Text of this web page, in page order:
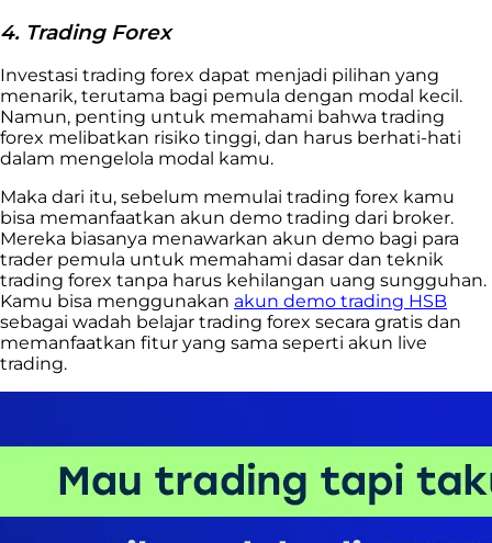
4. Trading Forex
Investasi trading forex dapat menjadi pilihan yang
menarik, terutama bagi pemula dengan modal kecil.
Namun, penting untuk memahami bahwa trading
forex melibatkan risiko tinggi, dan harus berhati-hati
dalam mengelola modal kamu.
Maka dari itu, sebelum memulai trading forex kamu
bisa memanfaatkan akun demo trading dari broker.
Mereka biasanya menawarkan akun demo bagi para
trader pemula untuk memahami dasar dan teknik
trading forex tanpa harus kehilangan uang sungguhan.
Kamu bisa menggunakan akun demo trading HSB
sebagai wadah belajar trading forex secara gratis dan
memanfaatkan fitur yang sama seperti akun live
trading.